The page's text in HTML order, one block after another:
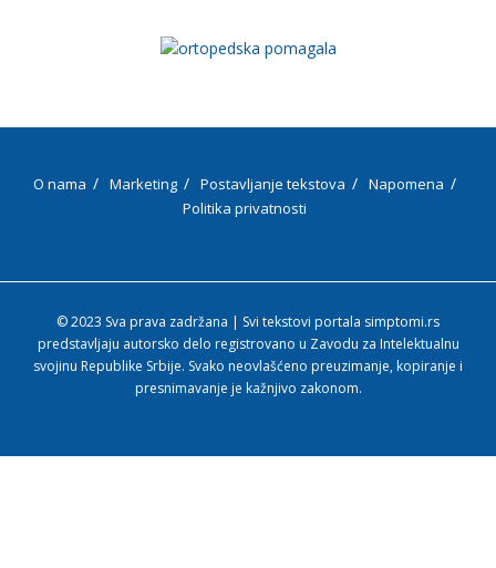
O nama Marketing Postavljanje tekstova
Napomena
Politika privatnosti
© 2023 Sva prava zadržana | Svi tekstovi portala simptomi.rs
predstavljaju autorsko delo registrovano u Zavodu za Intelektualnu
svojinu Republike Srbije. Svako neovlašćeno preuzimanje, kopiranje i
presnimavanje je kažnjivo zakonom.